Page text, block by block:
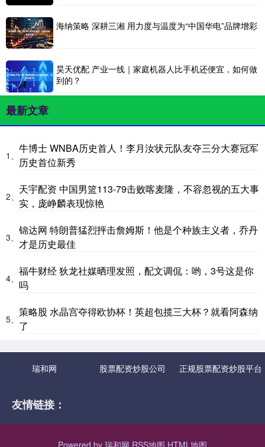
海纳策略 深耕三湘 用力度与温度为“中国华电”品牌增彩
昊天优配 产业一线｜家庭机器人比手机还便宜，如何做
到的？
最新文章
1、
牛博士 WNBA历史首人！李月汝状元队友夺三分大赛冠军
历史首位新秀
2、
天宇配资 中国男篮113-79击败喀麦隆，不容忽视的五大事
实，庞峥麟表现惊艳
3、
锦达网 特朗普猛烈抨击詹姆斯！他是个种族主义者，乔丹
才是历史最佳
4、
福牛财经 狄龙社媒晒理发照，配文调侃：哟，3号这是你
吗
5、
策略股 水晶宫夺得欧协杯！英超包揽三大杯？就看阿森纳
了
瑞和网 股票配资炒股公司 正规股票配资炒股平台
友情链接：
Powered by 瑞和网 RSS地图 HTML地图